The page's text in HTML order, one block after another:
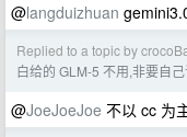
@langduizhuan
Replied to a topic by
白给的 GLM-5 不用,非要自
@JoeJoeJoe 不以 cc 为